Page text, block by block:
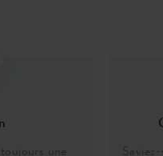
une